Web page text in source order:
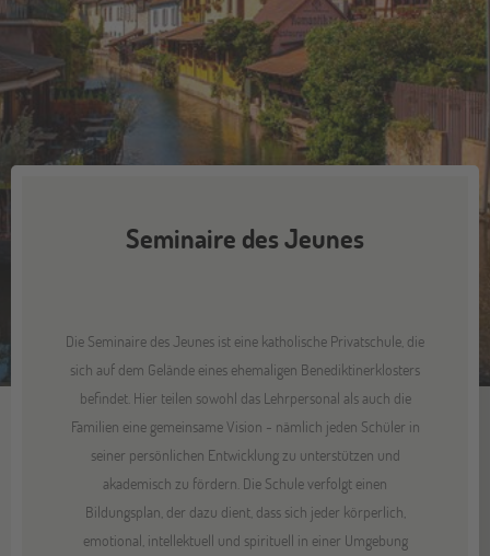
Seminaire des Jeunes
Die Seminaire des Jeunes ist eine katholische Privatschule, die
sich auf dem Gelände eines ehemaligen Benediktinerklosters
befindet. Hier teilen sowohl das Lehrpersonal als auch die
Familien eine gemeinsame Vision - nämlich jeden Schüler in
seiner persönlichen Entwicklung zu unterstützen und
akademisch zu fördern. Die Schule verfolgt einen
Bildungsplan, der dazu dient, dass sich jeder körperlich,
emotional, intellektuell und spirituell in einer Umgebung